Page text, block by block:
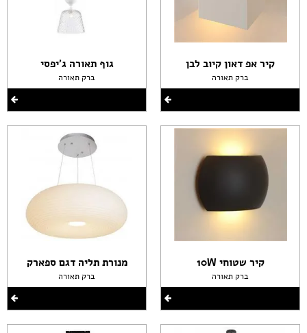
קיר אפ דאון קיוב לבן
ברק תאורה
קיר שטוחי 10W
ברק תאורה
גוף תאורה ג'יפסי
ברק תאורה
מנורת תליה דגם ספארק
ברק תאורה